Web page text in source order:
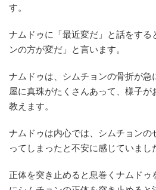
す。
ナムドゥに「最近変だ」と話をする
ンの方が変だ」と言います。
ナムドゥは、シムチョンの骨折が急
屋に真珠がたくさんあって、様子が
教えます。
ナムドゥは内心では、シムチョンの
ってしまったと不安に感じていまし
正体を突き止めると息巻くナムド